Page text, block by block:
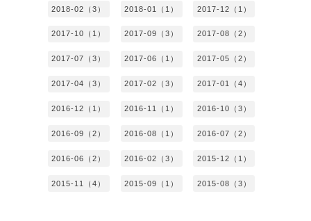
2018-02（3） 2018-01（1） 2017-12（1）
2017-10（1） 2017-09（3） 2017-08（2）
2017-07（3） 2017-06（1） 2017-05（2）
2017-04（3） 2017-02（3） 2017-01（4）
2016-12（1） 2016-11（1） 2016-10（3）
2016-09（2） 2016-08（1） 2016-07（2）
2016-06（2） 2016-02（3） 2015-12（1）
2015-11（4） 2015-09（1） 2015-08（3）